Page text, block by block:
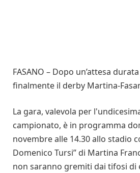
FASANO – Dopo un’attesa
finalmente il derby Martina-
La gara, valevola per
campionato, è in programma
novembre alle 14.30 allo stadio
Domenico Tursi” di Martina
non saranno gremiti dai tifosi di